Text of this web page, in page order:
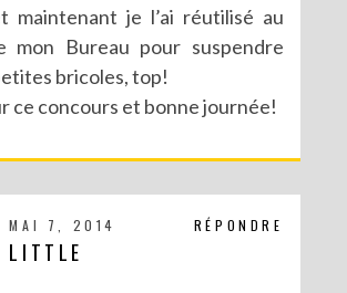
maintenant je l’ai réutilisé au
mon Bureau pour suspendre
bricoles, top!
ce concours et bonne journée!
RÉPONDRE
MAI 7, 2014
LITTLE